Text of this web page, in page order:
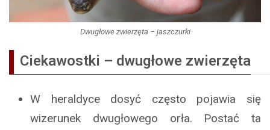
Dwugłowe zwierzęta – jaszczurki
Ciekawostki – dwugłowe zwierzęta
W heraldyce dosyć często pojawia się
wizerunek dwugłowego orła. Postać ta